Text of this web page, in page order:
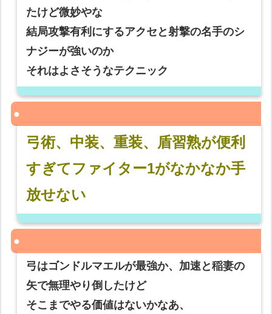
たけど微妙やな
結局攻撃有利にするアクセと射撃の名手のシ
ナジーが強いのか
それはよさそうなテクニック
弓術、中装、重装、盾習熟が便利
すぎてファイター1がなかなか手
放せない
弓はゴンドルマエルが最強か、加速と稲妻の
矢で無理やり倒したけど
そこまでやる価値はないかなあ、